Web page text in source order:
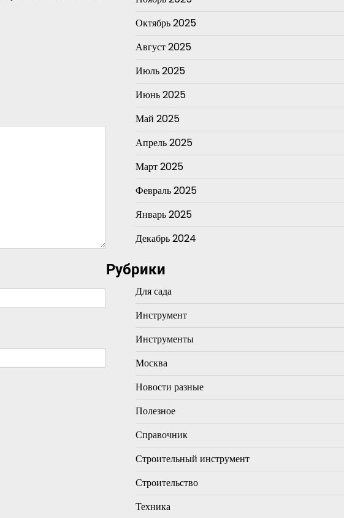
Октябрь 2025
Август 2025
Июль 2025
Июнь 2025
Май 2025
Апрель 2025
Март 2025
Февраль 2025
Январь 2025
Декабрь 2024
Рубрики
Для сада
Инструмент
Инструменты
Москва
Новости разные
Полезное
Справочник
Строительный инструмент
Строительство
Техника